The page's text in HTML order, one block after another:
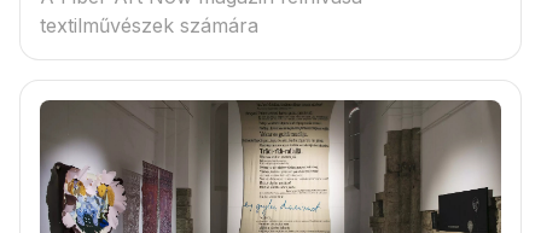
textilművészek számára